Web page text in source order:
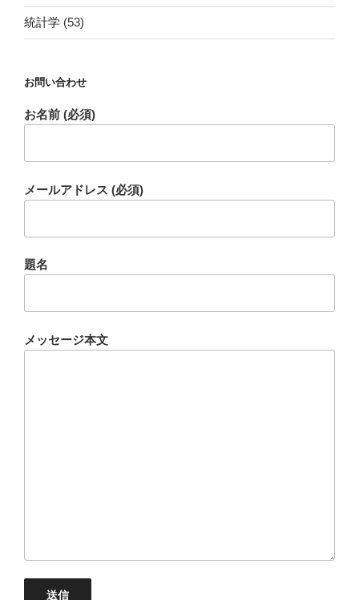
統計学 (53)
お問い合わせ
お名前 (必須)
メールアドレス (必須)
題名
メッセージ本文